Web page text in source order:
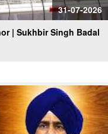
31-07-2026
| Sukhbir Singh Badal